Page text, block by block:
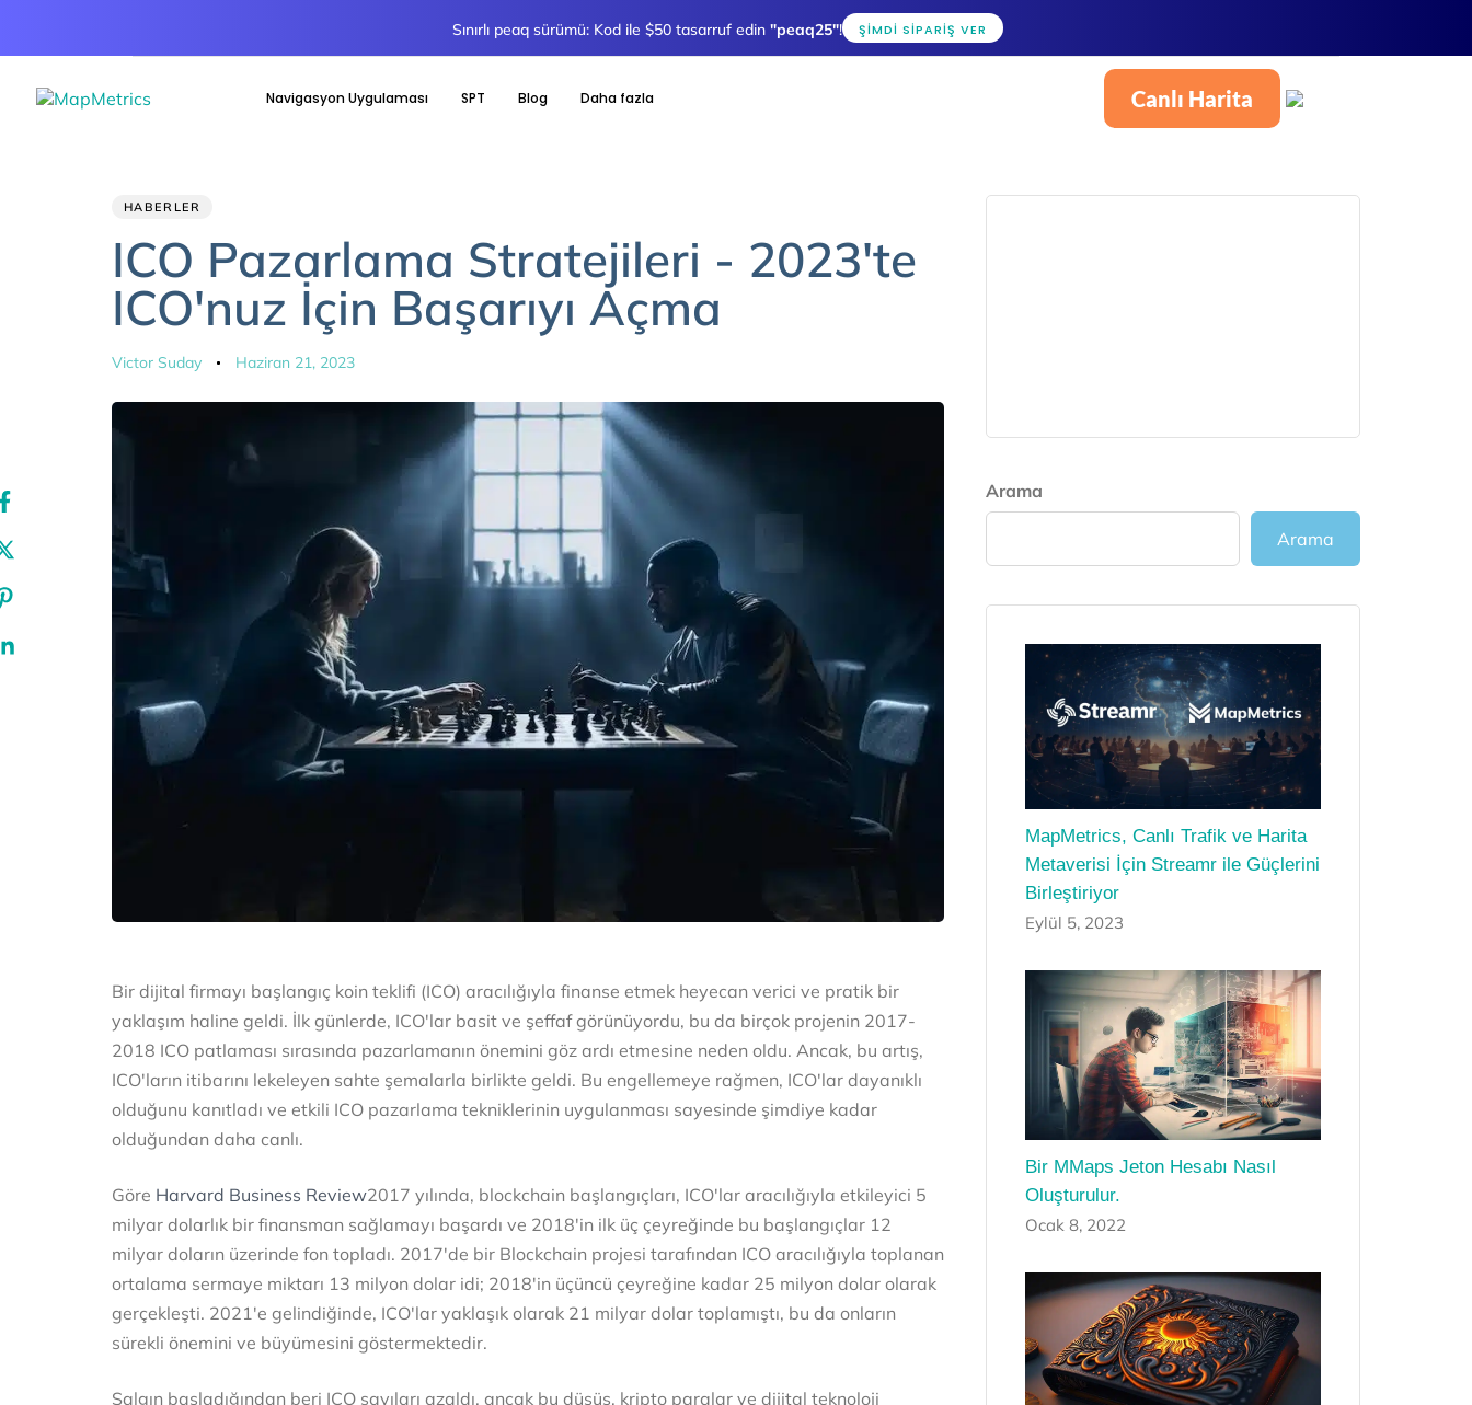
Sınırlı peaq sürümü: Kod ile $50 tasarruf edin "peaq25"! ŞIMDI SIPARIŞ VER
Navigasyon Uygulaması SPT Blog Daha fazla Canlı Harita
PUBLISHED
HABERLER
ICO Pazarlama Stratejileri - 2023'te
ICO'nuz İçin Başarıyı Açma
Author
Victor Suday
Published
Haziran 21, 2023
Bir dijital firmayı başlangıç koin teklifi (ICO) aracılığıyla finanse etmek heyecan verici ve pratik bir
yaklaşım haline geldi. İlk günlerde, ICO'lar basit ve şeffaf görünüyordu, bu da birçok projenin 2017-
2018 ICO patlaması sırasında pazarlamanın önemini göz ardı etmesine neden oldu. Ancak, bu artış,
ICO'ların itibarını lekeleyen sahte şemalarla birlikte geldi. Bu engellemeye rağmen, ICO'lar dayanıklı
olduğunu kanıtladı ve etkili ICO pazarlama tekniklerinin uygulanması sayesinde şimdiye kadar
olduğundan daha canlı.
Göre Harvard Business Review2017 yılında, blockchain başlangıçları, ICO'lar aracılığıyla etkileyici 5
milyar dolarlık bir finansman sağlamayı başardı ve 2018'in ilk üç çeyreğinde bu başlangıçlar 12
milyar doların üzerinde fon topladı. 2017'de bir Blockchain projesi tarafından ICO aracılığıyla toplanan
ortalama sermaye miktarı 13 milyon dolar idi; 2018'in üçüncü çeyreğine kadar 25 milyon dolar olarak
gerçekleşti. 2021'e gelindiğinde, ICO'lar yaklaşık olarak 21 milyar dolar toplamıştı, bu da onların
sürekli önemini ve büyümesini göstermektedir.
Salgın başladığından beri ICO sayıları azaldı, ancak bu düşüş, kripto paralar ve dijital teknoloji
Arama
Arama
MapMetrics, Canlı Trafik ve Harita
Metaverisi İçin Streamr ile Güçlerini
Birleştiriyor
Eylül 5, 2023
Bir MMaps Jeton Hesabı Nasıl
Oluşturulur.
Ocak 8, 2022